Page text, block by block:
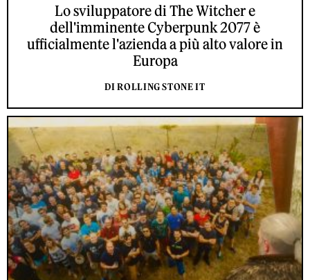
Lo sviluppatore di The Witcher e
dell'imminente Cyberpunk 2077 è
ufficialmente l'azienda a più alto valore in
Europa
DI ROLLING STONE IT